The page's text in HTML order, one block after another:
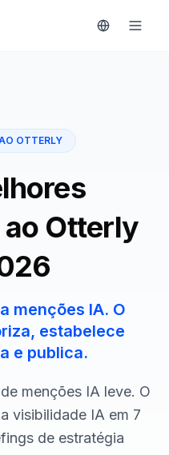
OTTERLY
Otterly
menções IA. O
estabelece
e publica.
menções IA leve. O
visibilidade IA em 7
de estratégia